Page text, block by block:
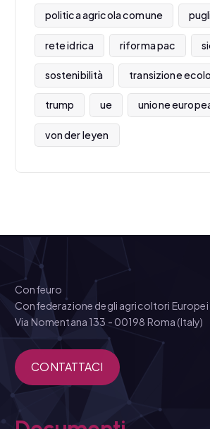
politica agricola comune
rete idrica riforma pac
sostenibilità transizione
trump ue unione
von der leyen
Confeuro
Confederazione degli agricoltori Europei
Via Nomentana 133 - 00198 Roma (Italy)
CONTATTACI